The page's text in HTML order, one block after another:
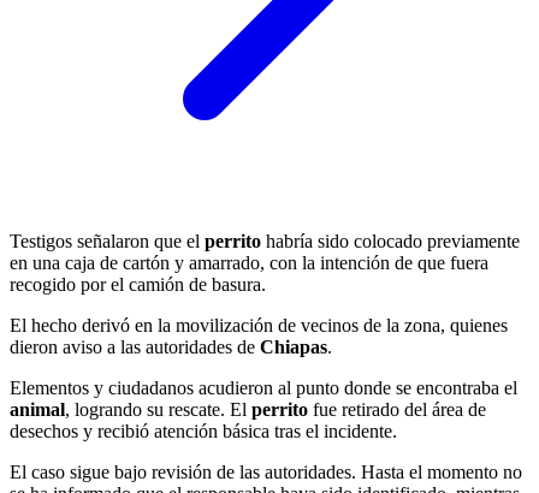
Testigos señalaron que el perrito habría sido colocado previamente
en una caja de cartón y amarrado, con la intención de que fuera
recogido por el camión de basura.
El hecho derivó en la movilización de vecinos de la zona, quienes
dieron aviso a las autoridades de Chiapas.
Elementos y ciudadanos acudieron al punto donde se encontraba el
animal, logrando su rescate. El perrito fue retirado del área de
desechos y recibió atención básica tras el incidente.
El caso sigue bajo revisión de las autoridades. Hasta el momento no